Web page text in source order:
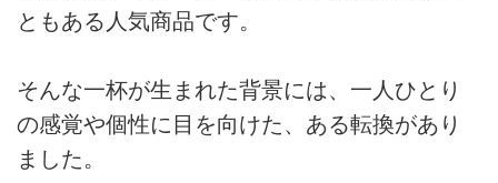
ともある人気商品です。
そんな一杯が生まれた背景には、一人ひとり
の感覚や個性に目を向けた、ある転換があり
ました。